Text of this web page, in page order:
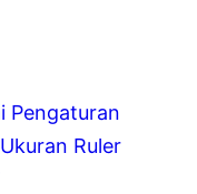
Pengaturan
Ruler